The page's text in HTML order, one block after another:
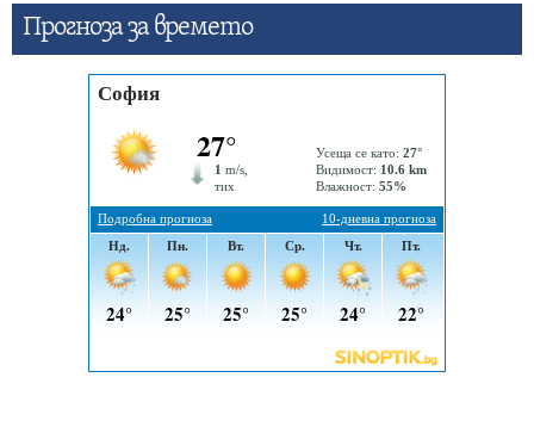
Прогнозa за времето